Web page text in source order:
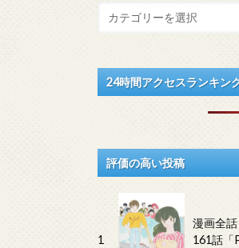
24時間アクセスランキン
評価の高い投稿
1
漫画全
161話「